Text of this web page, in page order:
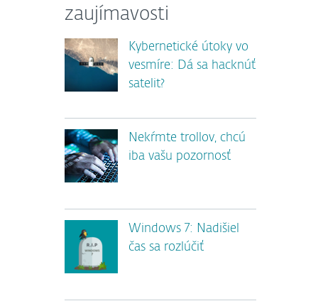
zaujímavosti
Kybernetické útoky vo
vesmíre: Dá sa hacknúť
satelit?
Nekŕmte trollov, chcú
iba vašu pozornosť
Windows 7: Nadišiel
čas sa rozlúčiť